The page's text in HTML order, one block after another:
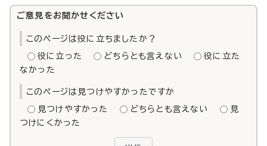
ご意見をお聞かせください
このページは役に立ちましたか？
役に立った どちらとも言えない
役に立た
なかった
このページは見つけやすかったですか
見つけやすかった どちらとも言えない
見
つけにくかった